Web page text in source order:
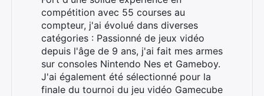
compétition avec 55 courses au
compteur, j'ai évolué dans diverses
catégories : Passionné de jeux vidéo
depuis l'âge de 9 ans, j'ai fait mes armes
sur consoles Nintendo Nes et Gameboy.
J'ai également été sélectionné pour la
finale du tournoi du jeu vidéo Gamecube